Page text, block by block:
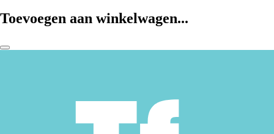
Toevoegen aan winkelwagen...